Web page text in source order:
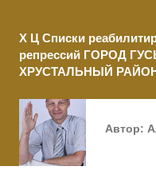
Х Ц Списки
репрессий ГОРОД
ХРУСТАЛЬНЫЙ
Автор: